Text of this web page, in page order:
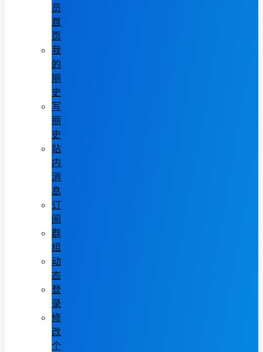
员
首
页
我
的
丽
史
写
丽
史
站
内
消
息
订
阅
群
组
动
态
登
录
修
改
个